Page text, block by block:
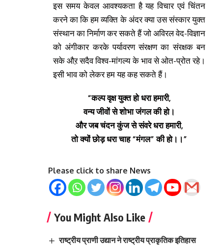
इस समय केवल आवश्यकता है यह विचार एवं चिंतन
करने का कि हम व्यक्ति के अंदर क्या उस संस्कार युक्त
संस्थान का निर्माण कर सकते हैं जो अविरल वेद-विज्ञान
को अंगीकार करके पर्यावरण संरक्षण का संरक्षक बन
सके औऱ सदैव विश्व-मांगल्य के भाव से ओत-प्रोत रहे।
इसी भाव को लेकर हम यह कह सकते हैं।
“कल्प वृक्ष युक्त हो धरा हमारी,
वन्य जीवों से शोभा जंगल की हो।
और जब चंदन कुंज से संवरे धरा हमारी,
तो क्यों छोड़ धरा चाह “मंगल” की हो।।”
Please click to share News
You Might Also Like
राष्ट्रीय प्राणी उद्यान ने राष्ट्रीय प्राकृतिक इतिहास